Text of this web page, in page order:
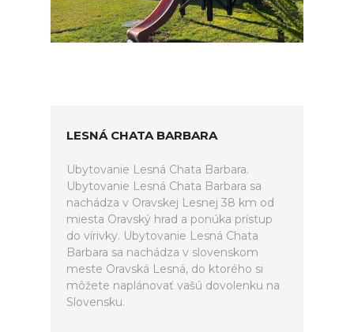
LESNÁ CHATA BARBARA
Ubytovanie Lesná Chata Barbara.
Ubytovanie Lesná Chata Barbara sa
nachádza v Oravskej Lesnej 38 km od
miesta Oravský hrad a ponúka prístup
do vírivky. Ubytovanie Lesná Chata
Barbara sa nachádza v slovenskom
meste Oravská Lesná, do ktorého si
môžete naplánovať vašú dovolenku na
Slovensku.